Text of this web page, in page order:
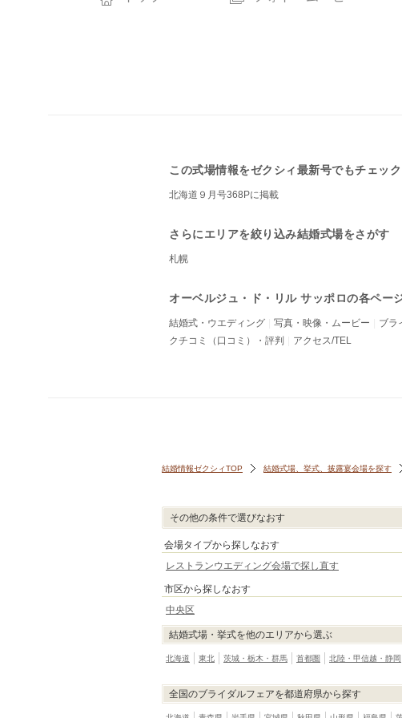
この式場情報をゼクシィ最新号でもチェック
北海道９月号368Pに掲載
さらにエリアを絞り込み結婚式場をさがす
札幌
オーベルジュ・ド・リル サッポロの各ペー
結婚式・ウエディング 写真・映像・ムービー ブラ
クチコミ（口コミ）・評判
アクセス/TEL
結婚情報ゼクシィTOP 結婚式場、挙式、披露宴会場を探す
その他の条件で選びなおす
会場タイプから探しなおす
レストランウエディング会場で探し直す
市区から探しなおす
中央区
結婚式場・挙式を他のエリアから選ぶ
北海道 東北 茨城・栃木・群馬 首都圏 北陸・甲信越・静岡
全国のブライダルフェアを都道府県から探す